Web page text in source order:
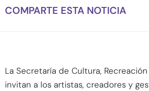
COMPARTE ESTA NOTICIA
La Secretaría de Cultura,
invitan a los artistas, creadores y